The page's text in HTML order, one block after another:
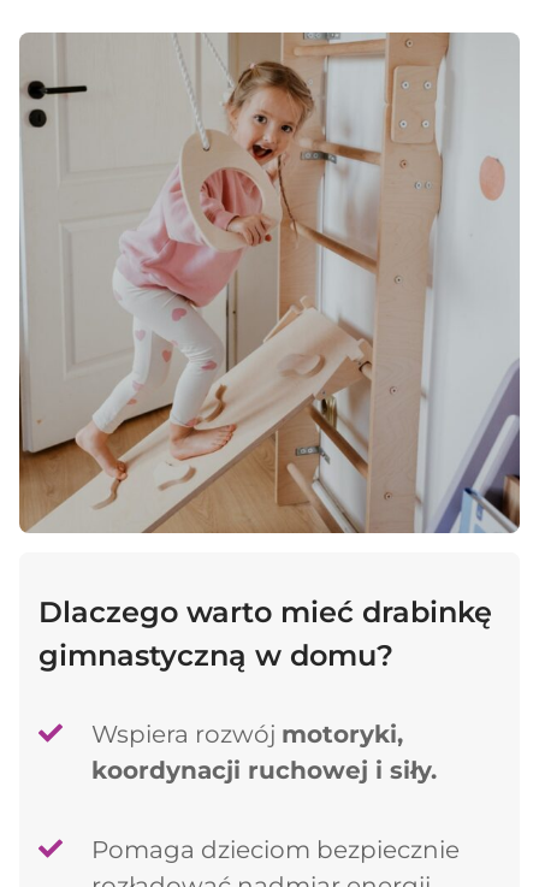
Dlaczego warto mieć drabinkę
gimnastyczną w domu?
Wspiera rozwój motoryki,
koordynacji ruchowej i siły.
Pomaga dzieciom bezpiecznie